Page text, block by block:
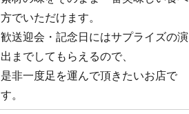
方でいただけます。
歓送迎会・記念日にはサプライズの演
出までしてもらえるので、
是非一度足を運んで頂きたいお店で
す。